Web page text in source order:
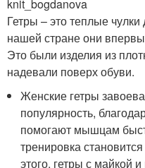
knit_bogdanova
Гетры – это теплые
нашей стране они
Это были изделия из
надевали поверх обуви.
Женские гетры
популярность,
помогают мышцам
тренировка
этого, гетры с майкой